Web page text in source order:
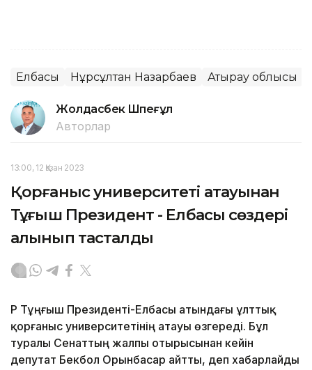
Елбасы Нұрсұлтан Назарбаев Атырау облысы
Жолдасбек Шөпеғұл
Авторлар
13:00, 12 Қазан 2023
Қорғаныс университеті атауынан
Тұңғыш Президент - Елбасы сөздері
алынып тасталды
ҚР Тұңғыш Президенті-Елбасы атындағы ұлттық
қорғаныс университетінің атауы өзгереді. Бұл
туралы Сенаттың жалпы отырысынан кейін
депутат Бекбол Орынбасар айтты, деп хабарлайды